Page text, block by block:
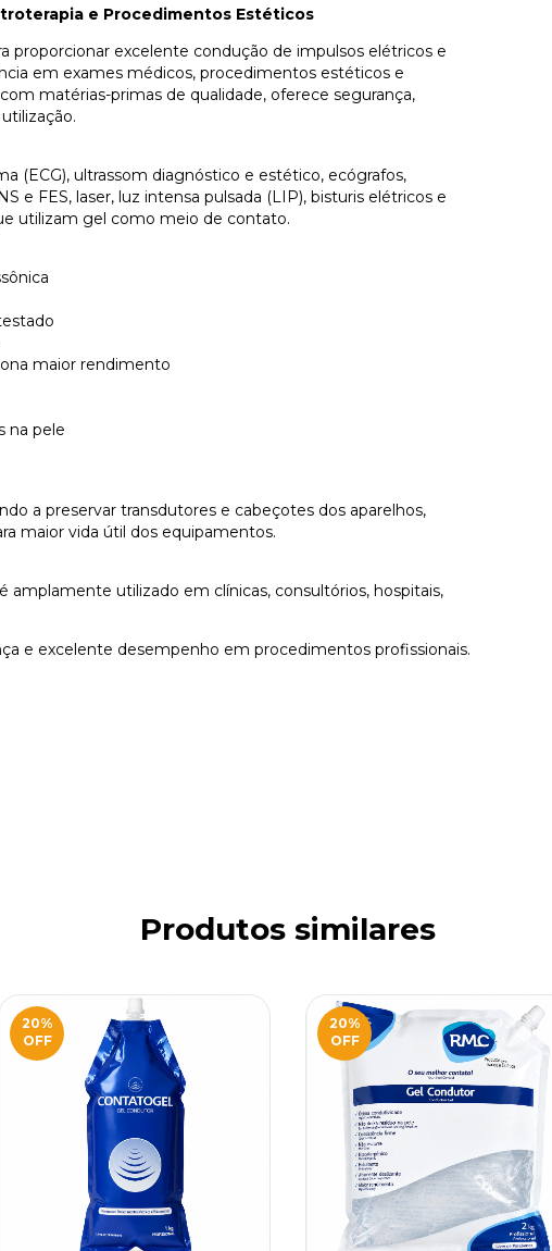
e Procedimentos Estéticos
proporcionar excelente condução de impulsos elétricos e
em exames médicos, procedimentos estéticos e
matérias-primas de qualidade, oferece segurança,
(ECG), ultrassom diagnóstico e estético, ecógrafos,
e FES, laser, luz intensa pulsada (LIP), bisturis elétricos e
utilizam gel como meio de contato.
maior rendimento
na pele
a preservar transdutores e cabeçotes dos aparelhos,
maior vida útil dos equipamentos.
amplamente utilizado em clínicas, consultórios, hospitais,
e excelente desempenho em procedimentos profissionais.
Produtos similares
20%
OFF
20%
OFF